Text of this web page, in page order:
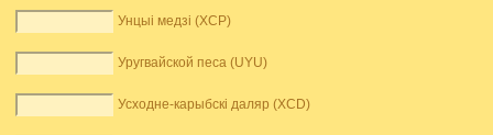
Унцыі медзі (XCP)
Уругвайской песа (UYU)
Усходне-карыбскі даляр (XCD)